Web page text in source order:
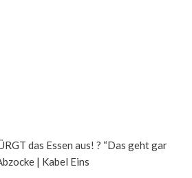
das Essen aus! ? “Das geht gar
| Kabel Eins